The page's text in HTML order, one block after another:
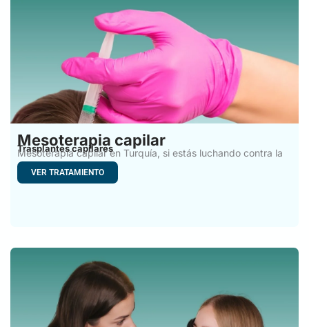
Mesoterapia capilar
Trasplantes capilares
Mesoterapia capilar en Turquía, si estás luchando contra la
caída
VER TRATAMIENTO